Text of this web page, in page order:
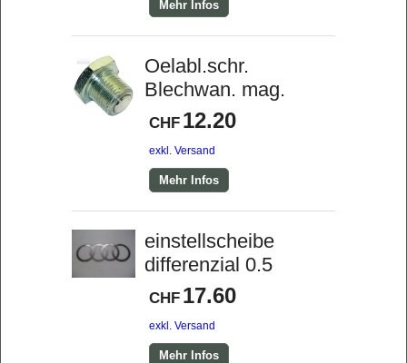
Mehr Infos
Oelabl.schr.
Blechwan. mag.
CHF 12.20
exkl. Versand
Mehr Infos
einstellscheibe
differenzial 0.5
CHF 17.60
exkl. Versand
Mehr Infos